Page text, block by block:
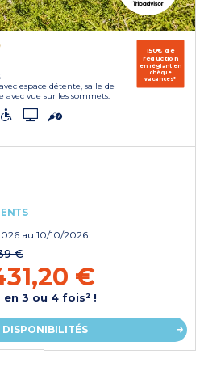
espace détente, salle de
vue sur les sommets.
150€ de
réduction
en réglant en
chèque
vacances*
au 10/10/2026
€
€
3 ou 4 fois² !
DISPONIBILITÉS